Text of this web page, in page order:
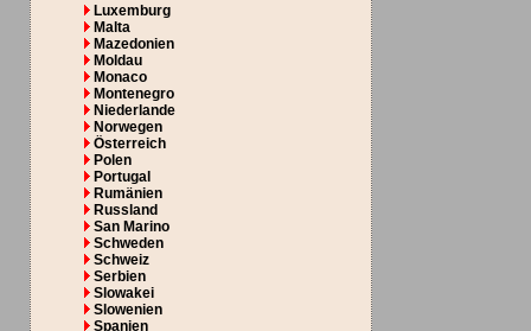
Luxemburg
Malta
Mazedonien
Moldau
Monaco
Montenegro
Niederlande
Norwegen
Österreich
Polen
Portugal
Rumänien
Russland
San Marino
Schweden
Schweiz
Serbien
Slowakei
Slowenien
Spanien